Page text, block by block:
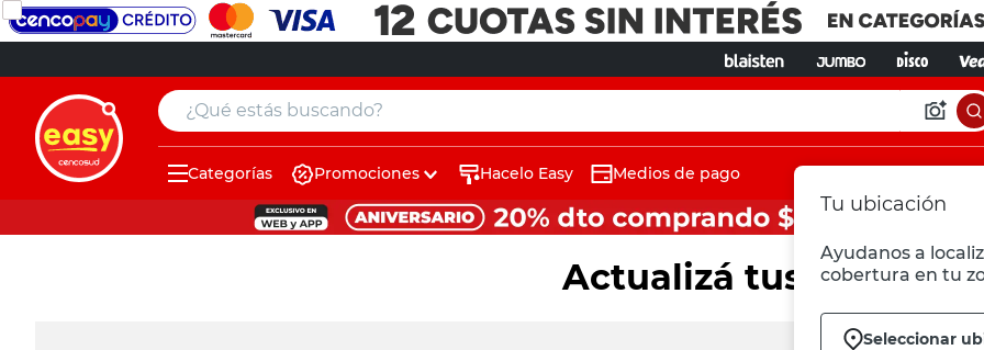
¿Qué estás buscando?
Tu ubicación
Ayudanos a
cobertura en tu
Seleccionar
Categorías Promociones Hacelo Easy Medios de pago
Actualizá tus datos
muebles